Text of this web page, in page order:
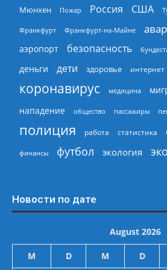
Мюнхен Пожар Россия США
Франкфурт Франкфурт-на-Майне
аэропорт безопасность
деньги дети здоровье интернет
коронавирус медицина
нападение
общество пассажиры
полиция работа статистика
финансы футбол экология
Новости по дате
August 2026
M D M D